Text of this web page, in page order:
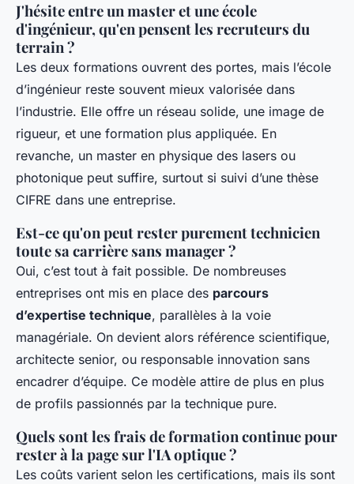
J'hésite entre un master et une école
d'ingénieur, qu'en pensent les recruteurs du
terrain ?
Les deux formations ouvrent des portes, mais l’école
d’ingénieur reste souvent mieux valorisée dans
l’industrie. Elle offre un réseau solide, une image de
rigueur, et une formation plus appliquée. En
revanche, un master en physique des lasers ou
photonique peut suffire, surtout si suivi d’une thèse
CIFRE dans une entreprise.
Est-ce qu'on peut rester purement technicien
toute sa carrière sans manager ?
Oui, c’est tout à fait possible. De nombreuses
entreprises ont mis en place des parcours
d’expertise technique, parallèles à la voie
managériale. On devient alors référence scientifique,
architecte senior, ou responsable innovation sans
encadrer d’équipe. Ce modèle attire de plus en plus
de profils passionnés par la technique pure.
Quels sont les frais de formation continue pour
rester à la page sur l'IA optique ?
Les coûts varient selon les certifications, mais ils sont